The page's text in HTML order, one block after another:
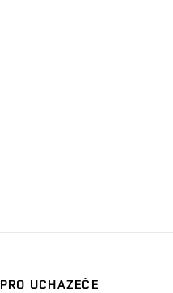
PRO UCHAZEČE